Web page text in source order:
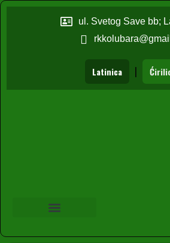
ul. Svetog Save bb;
Latinica |